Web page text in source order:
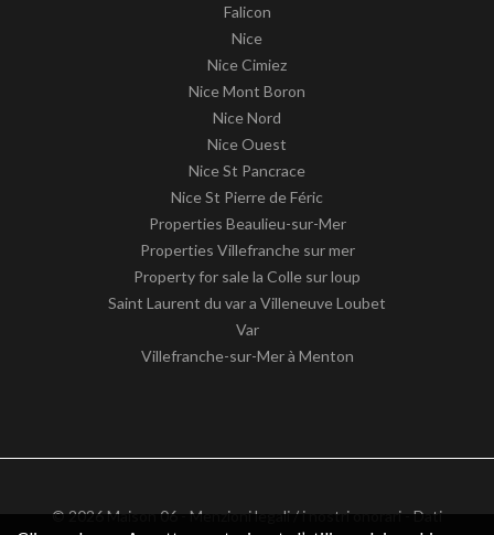
Falicon
Nice
Nice Cimiez
Nice Mont Boron
Nice Nord
Nice Ouest
Nice St Pancrace
Nice St Pierre de Féric
Properties Beaulieu-sur-Mer
Properties Villefranche sur mer
Property for sale la Colle sur loup
Saint Laurent du var a Villeneuve Loubet
Var
Villefranche-sur-Mer à Menton
© 2026 Maison 06 -Menzioni legali / i nostri onorari-Dati